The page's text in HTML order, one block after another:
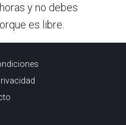
y no debes
es libre.